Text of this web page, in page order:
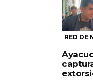
RED DE